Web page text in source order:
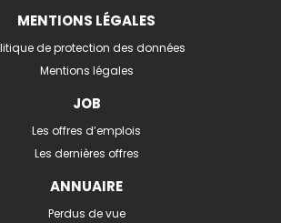
MENTIONS LÉGALES
de protection des données
Mentions légales
JOB
Les offres d’emplois
Les dernières offres
ANNUAIRE
Perdus de vue